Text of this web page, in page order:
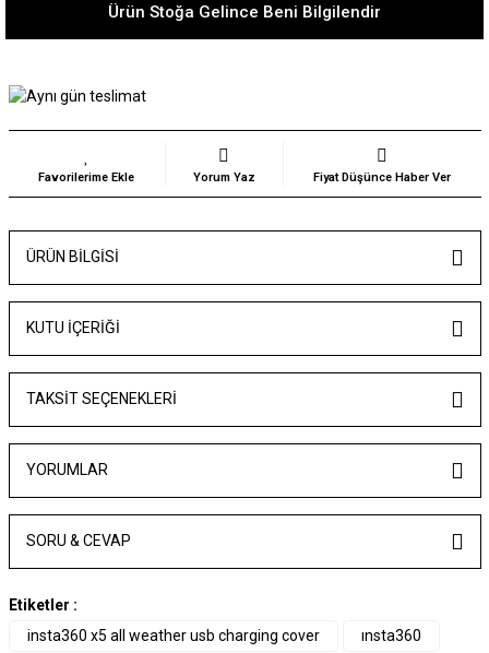
Ürün Stoğa Gelince Beni Bilgilendir
Yorum Yaz Fiyat Düşünce Haber Ver
ÜRÜN BILGISI
KUTU İÇERİĞİ
TAKSIT SEÇENEKLERI
YORUMLAR
SORU & CEVAP
Etiketler :
insta360 x5 all weather usb charging cover
ınsta360